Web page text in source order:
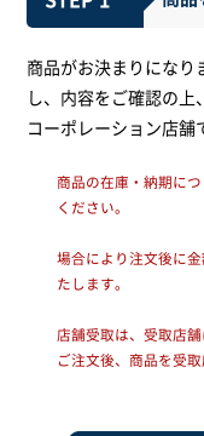
商品がお決まりになり
し、内容をご確認の
コーポレーション店舗
商品の在庫・納期に
ください。
場合により注文後に
たします。
店舗受取は、受取店
ご注文後、商品を受